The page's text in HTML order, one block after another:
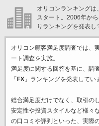
オリコンランキングは
スタート。2006年か
りランキングを発表し
オリコン顧客満足度調査では、
ート調査を実施。
満足度に関する回答を基に、調
「FX」ランキングを発表してい
総合満足度だけでなく、取引の
安定性や投資スタイルなど様々
の口コミや評判といった、実際